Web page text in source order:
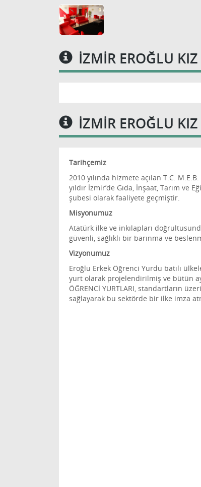
İZMIR EROĞLU
İZMIR EROĞLU
Tarihçemiz
2010 yılında hizmete açılan T.C.
yıldır İzmir’de Gıda, İnşaat, Tarım ve
şubesi olarak faaliyete geçmiştir.
Misyonumuz
Atatürk ilke ve inkılapları
güvenli, sağlıklı bir barınma ve
Vizyonumuz
Eroğlu Erkek Öğrenci Yurdu batılı
yurt olarak projelendirilmiş ve bütün
ÖĞRENCİ YURTLARI, standartların
sağlayarak bu sektörde bir ilke imza